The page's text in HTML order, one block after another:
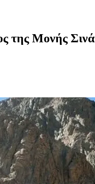
της Μονής Σινά